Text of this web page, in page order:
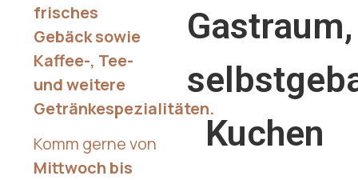
frisches
Gebäck sowie
Kaffee-, Tee-
und weitere
Getränkespezialitäten.
Komm gerne von
Mittwoch bis